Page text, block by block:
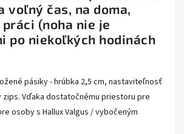
voľný čas, na doma,
(noha nie je
po niekoľkých hodinách
pásiky - hrúbka 2,5 cm, nastaviteľnosť
zips. Vďaka dostatočnému priestoru pre
osoby s Hallux Valgus / vybočeným